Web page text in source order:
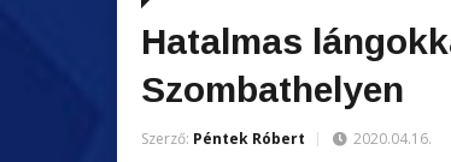
Hatalmas
Szombathelyen
Szerző: Péntek Róbert 2020.04.16.